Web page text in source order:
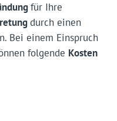
für Ihre
durch einen
Bei einem Einspruch
folgende Kosten